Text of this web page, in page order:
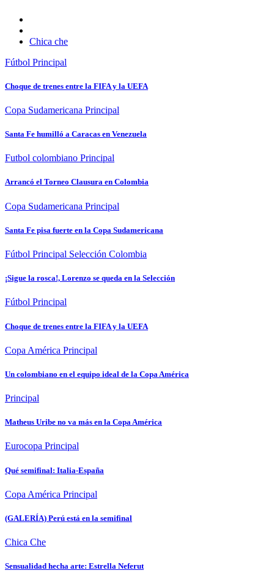
Chica che
Fútbol Principal
Choque de trenes entre la FIFA y la UEFA
Copa Sudamericana Principal
Santa Fe humilló a Caracas en Venezuela
Futbol colombiano Principal
Arrancó el Torneo Clausura en Colombia
Copa Sudamericana Principal
Santa Fe pisa fuerte en la Copa Sudamericana
Fútbol Principal Selección Colombia
¡Sigue la rosca!, Lorenzo se queda en la Selección
Fútbol Principal
Choque de trenes entre la FIFA y la UEFA
Copa América Principal
Un colombiano en el equipo ideal de la Copa América
Principal
Matheus Uribe no va más en la Copa América
Eurocopa Principal
Qué semifinal: Italia-España
Copa América Principal
(GALERÍA) Perú está en la semifinal
Chica Che
Sensualidad hecha arte: Estrella Neferut